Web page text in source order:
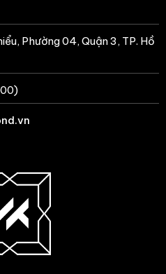
Phường 04, Quận 3, TP. Hồ